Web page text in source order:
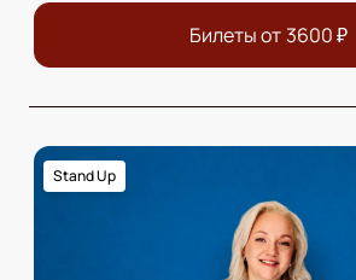
Билеты от 3600₽
Stand Up